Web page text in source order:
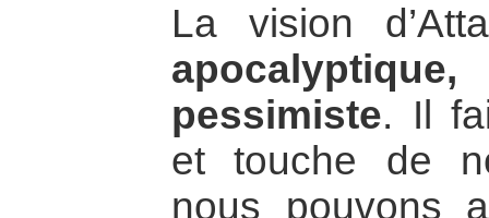
La vision
pessimiste. Il
et touche de
nous pouvons